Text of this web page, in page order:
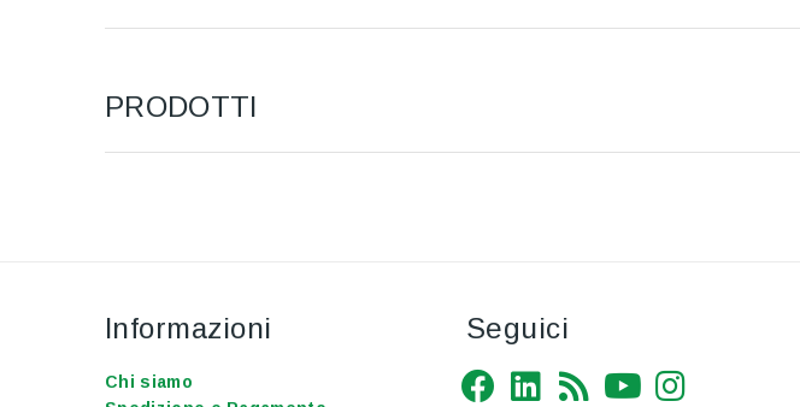
PRODOTTI
Informazioni
Chi siamo
Seguici